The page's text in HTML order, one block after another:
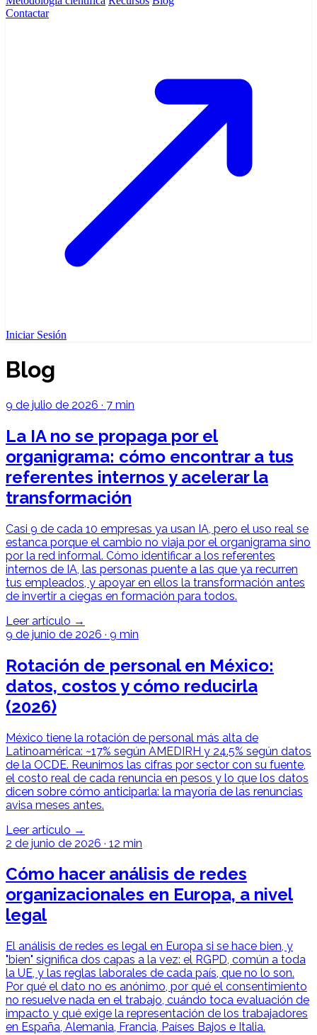
Contactar
Iniciar Sesión
Blog
9 de julio de 2026 · 7 min
La IA no se propaga por el
organigrama: cómo encontrar a tus
referentes internos y acelerar la
transformación
Casi 9 de cada 10 empresas ya usan IA, pero el uso real se
estanca porque el cambio no viaja por el organigrama sino
por la red informal. Cómo identificar a los referentes
internos de IA, las personas puente a las que ya recurren
tus empleados, y apoyar en ellos la transformación antes
de invertir a ciegas en formación para todos.
Leer artículo →
9 de junio de 2026 · 9 min
Rotación de personal en México:
datos, costos y cómo reducirla
(2026)
México tiene la rotación de personal más alta de
Latinoamérica: ~17% según AMEDIRH y 24.5% según datos
de la OCDE. Reunimos las cifras por sector con su fuente,
el costo real de cada renuncia en pesos y lo que los datos
dicen sobre cómo anticiparla: la mayoría de las renuncias
avisa meses antes.
Leer artículo →
2 de junio de 2026 · 12 min
Cómo hacer análisis de redes
organizacionales en Europa, a nivel
legal
El análisis de redes es legal en Europa si se hace bien, y
"bien" significa dos capas a la vez: el RGPD, común a toda
la UE, y las reglas laborales de cada país, que no lo son.
Por qué el dato no es anónimo, por qué el consentimiento
no resuelve nada en el trabajo, cuándo toca evaluación de
impacto y qué exige la representación de los trabajadores
en España, Alemania, Francia, Países Bajos e Italia.